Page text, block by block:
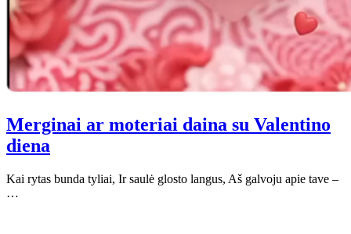
Merginai ar moteriai daina su Valentino
diena
Kai rytas bunda tyliai, Ir saulė glosto langus, Aš galvoju apie tave –
…